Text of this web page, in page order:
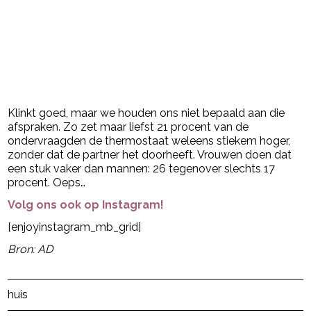
Klinkt goed, maar we houden ons niet bepaald aan die
afspraken. Zo zet maar liefst 21 procent van de
ondervraagden de thermostaat weleens stiekem hoger,
zonder dat de partner het doorheeft. Vrouwen doen dat
een stuk vaker dan mannen: 26 tegenover slechts 17
procent. Oeps…
Volg ons ook op Instagram!
[enjoyinstagram_mb_grid]
Bron: AD
huis